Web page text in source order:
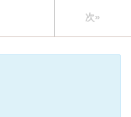
次»